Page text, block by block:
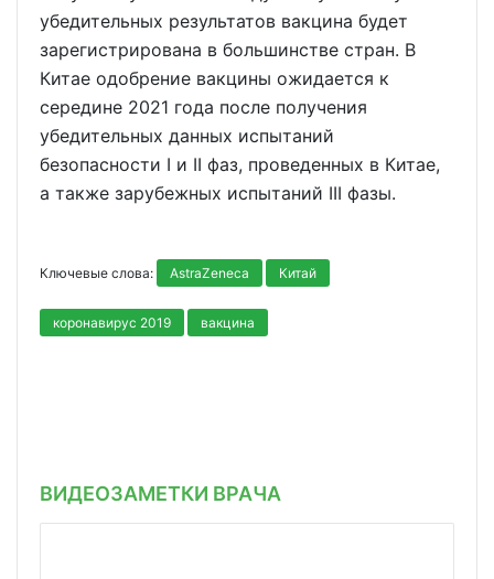
убедительных результатов вакцина будет
зарегистрирована в большинстве стран. В
Китае одобрение вакцины ожидается к
середине 2021 года после получения
убедительных данных испытаний
безопасности I и II фаз, проведенных в Китае,
а также зарубежных испытаний III фазы.
Ключевые слова: AstraZeneca Китай
коронавирус 2019 вакцина
ВИДЕОЗАМЕТКИ ВРАЧА